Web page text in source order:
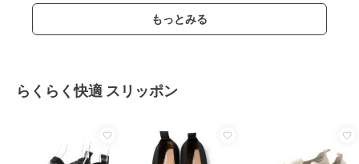
もっとみる
らくらく快適 スリッポン